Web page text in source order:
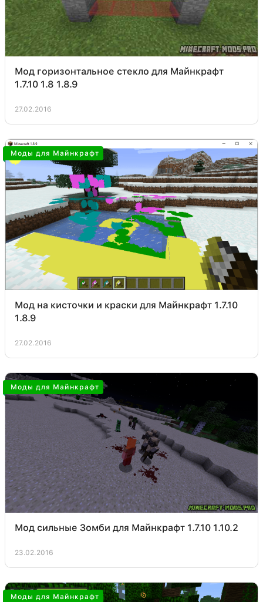
Мод горизонтальное стекло для Майнкрафт
1.7.10 1.8 1.8.9
27.02.2016
Моды для Майнкрафт
Мод на кисточки и краски для Майнкрафт 1.7.10
1.8.9
27.02.2016
Моды для Майнкрафт
Мод сильные Зомби для Майнкрафт 1.7.10 1.10.2
23.02.2016
Моды для Майнкрафт